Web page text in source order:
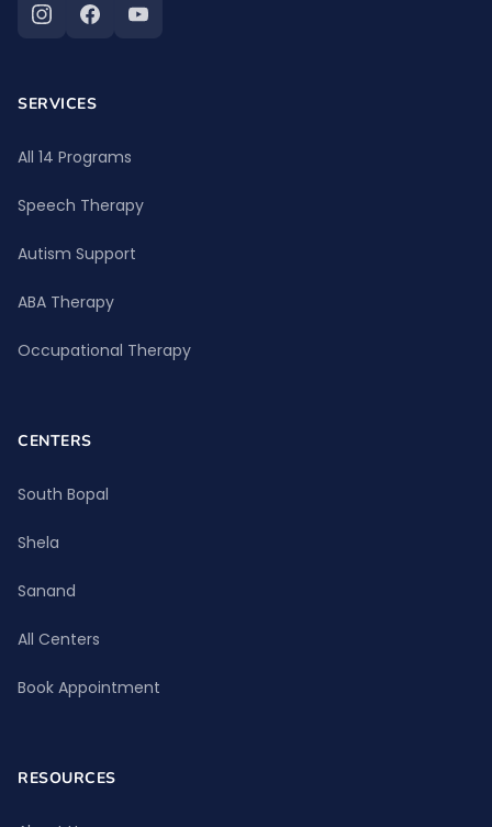
SERVICES
All 14 Programs
Speech Therapy
Autism Support
ABA Therapy
Occupational Therapy
CENTERS
South Bopal
Shela
Sanand
All Centers
Book Appointment
RESOURCES